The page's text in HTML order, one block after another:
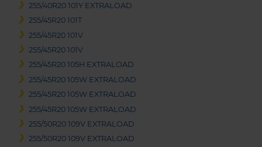
255/40R20 101Y EXTRALOAD
255/45R20 101T
255/45R20 101V
255/45R20 101V
255/45R20 105H EXTRALOAD
255/45R20 105W EXTRALOAD
255/45R20 105W EXTRALOAD
255/45R20 105W EXTRALOAD
255/50R20 109V EXTRALOAD
255/50R20 109V EXTRALOAD